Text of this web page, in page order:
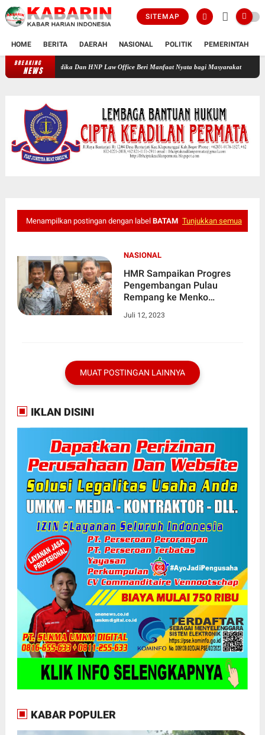
SITEMAP
HOME BERITA DAERAH NASIONAL POLITIK PEMERINTAH
BREAKING
NEWS
Medika Dan HNP Law Office Beri Manfaat Nyata bagi Masyarakat HUT HNP
Menampilkan postingan dengan label BATAM Tunjukkan semua
NASIONAL
HMR Sampaikan Progres
Pengembangan Pulau
Rempang ke Menko
Juli 12, 2023
MUAT POSTINGAN LAINNYA
IKLAN DISINI
KABAR POPULER